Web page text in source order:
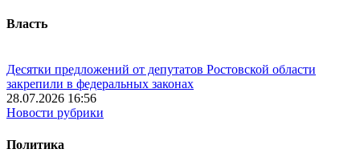
Власть
Десятки предложений от депутатов Ростовской области
закрепили в федеральных законах
28.07.2026 16:56
Новости рубрики
Политика